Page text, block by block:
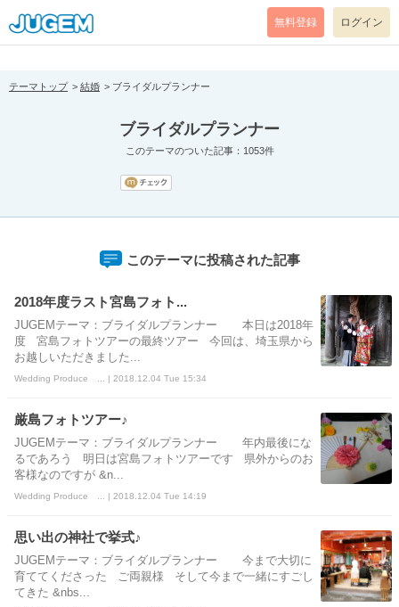
[pear_error: message="Success" code=0 mode=return level=notice
prefix="" info=""]
無料登録 ログイン
テーマトップ 結婚 ブライダルプランナー
ブライダルプランナー
このテーマのついた記事：1053件
このテーマに投稿された記事
2018年度ラスト宮島フォト...
JUGEMテーマ：ブライダルプランナー 本日は2018年
度 宮島フォトツアーの最終ツアー 今回は、埼玉県から
お越しいただきました...
Wedding Produce ... | 2018.12.04 Tue 15:34
厳島フォトツアー♪
JUGEMテーマ：ブライダルプランナー 年内最後にな
るであろう 明日は宮島フォトツアーです 県外からのお
客様なのですが &n...
Wedding Produce ... | 2018.12.04 Tue 14:19
思い出の神社で挙式♪
JUGEMテーマ：ブライダルプランナー 今まで大切に
育ててくださった ご両親様 そして今まで一緒にすごし
てきた &nbs...